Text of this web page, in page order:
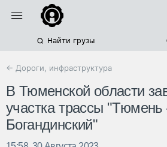
Найти грузы
← Дороги, инфраструктура
В Тюменской области
участка трассы "Тюмень
Богандинский"